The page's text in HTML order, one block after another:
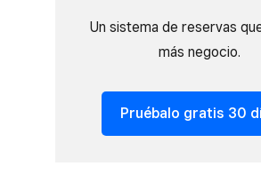
Un sistema de reservas
más negocio.
Pruébalo gratis 30